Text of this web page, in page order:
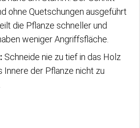
ohne Quetschungen ausgeführt
die Pflanze schneller und
weniger Angriffsfläche.
Schneide nie zu tief in das Holz
Innere der Pflanze nicht zu